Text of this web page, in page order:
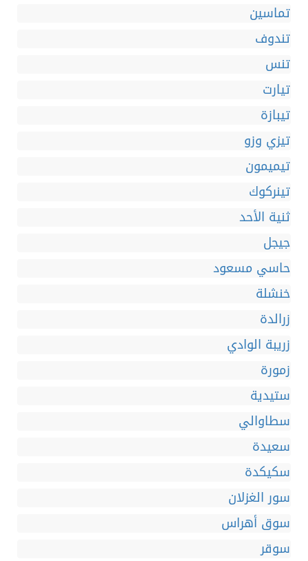
تماسين
تندوف
تنس
تيارت
تيبازة
تيزي وزو
تيميمون
تينركوك
ثنية الأحد
جيجل
حاسي مسعود
خنشلة
زرالدة
زريبة الوادي
زمورة
ستيدية
سطاوالي
سعيدة
سكيكدة
سور الغزلان
سوق أهراس
سوقر